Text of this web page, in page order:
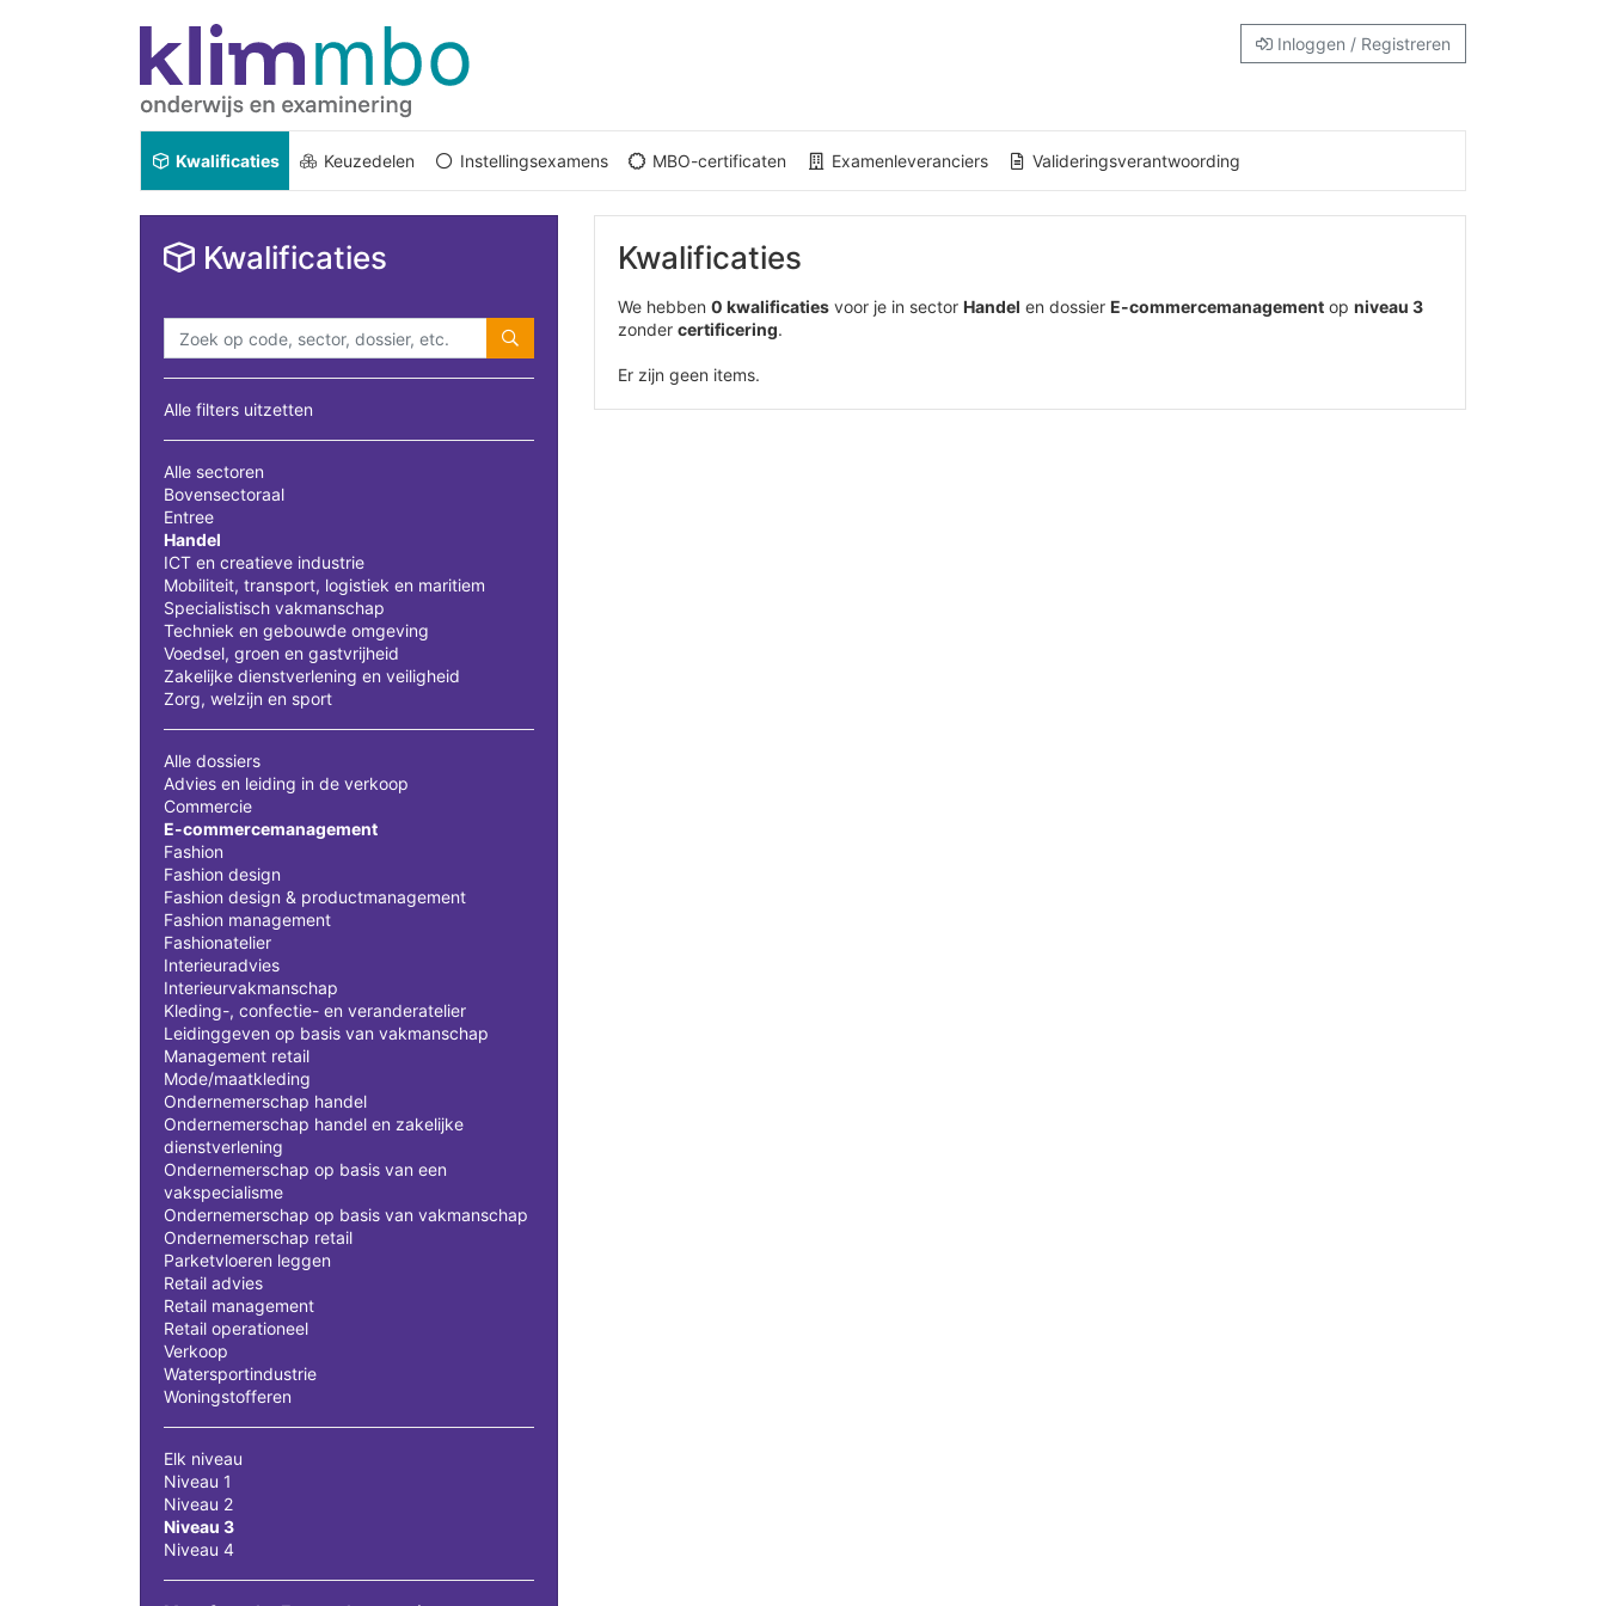
Inloggen / Registreren
Kwalificaties Keuzedelen Instellingsexamens MBO-certificaten Examenleveranciers Valideringsverantwoording
Kwalificaties
Alle filters uitzetten
Alle sectoren
Bovensectoraal
Entree
Handel
ICT en creatieve industrie
Mobiliteit, transport, logistiek en maritiem
Specialistisch vakmanschap
Techniek en gebouwde omgeving
Voedsel, groen en gastvrijheid
Zakelijke dienstverlening en veiligheid
Zorg, welzijn en sport
Alle dossiers
Advies en leiding in de verkoop
Commercie
E-commercemanagement
Fashion
Fashion design
Fashion design & productmanagement
Fashion management
Fashionatelier
Interieuradvies
Interieurvakmanschap
Kleding-, confectie- en veranderatelier
Leidinggeven op basis van vakmanschap
Management retail
Mode/maatkleding
Ondernemerschap handel
Ondernemerschap handel en zakelijke
dienstverlening
Ondernemerschap op basis van een
vakspecialisme
Ondernemerschap op basis van vakmanschap
Ondernemerschap retail
Parketvloeren leggen
Retail advies
Retail management
Retail operationeel
Verkoop
Watersportindustrie
Woningstofferen
Elk niveau
Niveau 1
Niveau 2
Niveau 3
Niveau 4
Kwalificaties
We hebben 0 kwalificaties voor je in sector Handel en dossier E-commercemanagement op niveau 3
zonder certificering.
Er zijn geen items.